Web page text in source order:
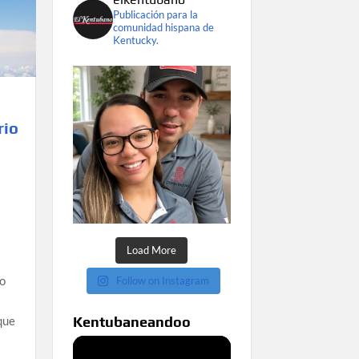
Publicación para la
comunidad hispana de
Kentucky.
Load More
Follow on Instagram
Kentubaneandoo